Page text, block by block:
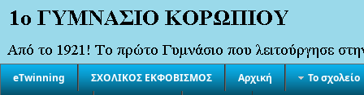
eTwinning ΣΧΟΛΙΚΟΣ ΕΚΦΟΒΙΣΜΟΣ Αρχική
Το σχολείο